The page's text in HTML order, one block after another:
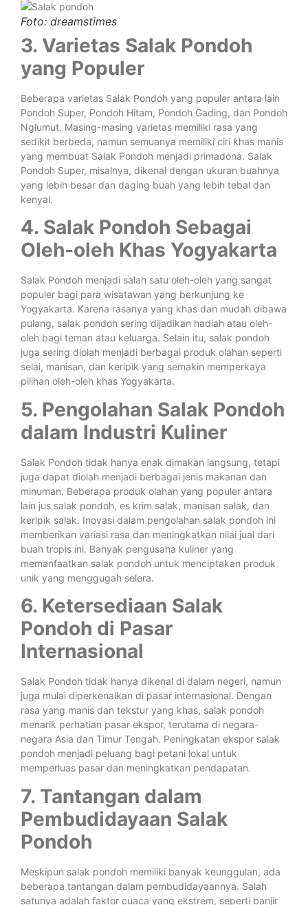
Foto: dreamstimes
3. Varietas Salak Pondoh
yang Populer
Beberapa varietas Salak Pondoh yang populer antara lain
Pondoh Super, Pondoh Hitam, Pondoh Gading, dan Pondoh
Nglumut. Masing-masing varietas memiliki rasa yang
sedikit berbeda, namun semuanya memiliki ciri khas manis
yang membuat Salak Pondoh menjadi primadona. Salak
Pondoh Super, misalnya, dikenal dengan ukuran buahnya
yang lebih besar dan daging buah yang lebih tebal dan
kenyal.
4. Salak Pondoh Sebagai
Oleh-oleh Khas Yogyakarta
Salak Pondoh menjadi salah satu oleh-oleh yang sangat
populer bagi para wisatawan yang berkunjung ke
Yogyakarta. Karena rasanya yang khas dan mudah dibawa
pulang, salak pondoh sering dijadikan hadiah atau oleh-
oleh bagi teman atau keluarga. Selain itu, salak pondoh
juga sering diolah menjadi berbagai produk olahan seperti
selai, manisan, dan keripik yang semakin memperkaya
pilihan oleh-oleh khas Yogyakarta.
5. Pengolahan Salak Pondoh
dalam Industri Kuliner
Salak Pondoh tidak hanya enak dimakan langsung, tetapi
juga dapat diolah menjadi berbagai jenis makanan dan
minuman. Beberapa produk olahan yang populer antara
lain jus salak pondoh, es krim salak, manisan salak, dan
keripik salak. Inovasi dalam pengolahan salak pondoh ini
memberikan variasi rasa dan meningkatkan nilai jual dari
buah tropis ini. Banyak pengusaha kuliner yang
memanfaatkan salak pondoh untuk menciptakan produk
unik yang menggugah selera.
6. Ketersediaan Salak
Pondoh di Pasar
Internasional
Salak Pondoh tidak hanya dikenal di dalam negeri, namun
juga mulai diperkenalkan di pasar internasional. Dengan
rasa yang manis dan tekstur yang khas, salak pondoh
menarik perhatian pasar ekspor, terutama di negara-
negara Asia dan Timur Tengah. Peningkatan ekspor salak
pondoh menjadi peluang bagi petani lokal untuk
memperluas pasar dan meningkatkan pendapatan.
7. Tantangan dalam
Pembudidayaan Salak
Pondoh
Meskipun salak pondoh memiliki banyak keunggulan, ada
beberapa tantangan dalam pembudidayaannya. Salah
satunya adalah faktor cuaca yang ekstrem, seperti banjir